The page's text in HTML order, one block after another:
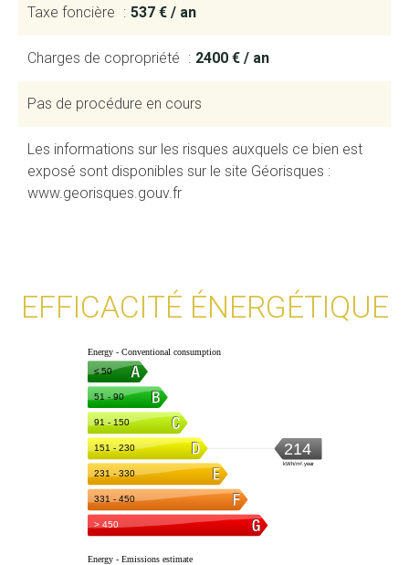
Taxe foncière 537 € / an
Charges de copropriété 2400 € / an
Pas de procédure en cours
Les informations sur les risques auxquels ce bien est
exposé sont disponibles sur le site Géorisques :
www.georisques.gouv.fr
EFFICACITÉ ÉNERGÉTIQUE